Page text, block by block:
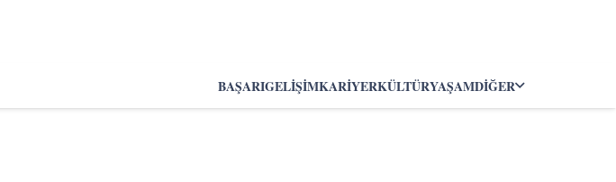
BAŞARIGELIŞIMKARIYERKÜLTÜRYAŞAMDIĞER